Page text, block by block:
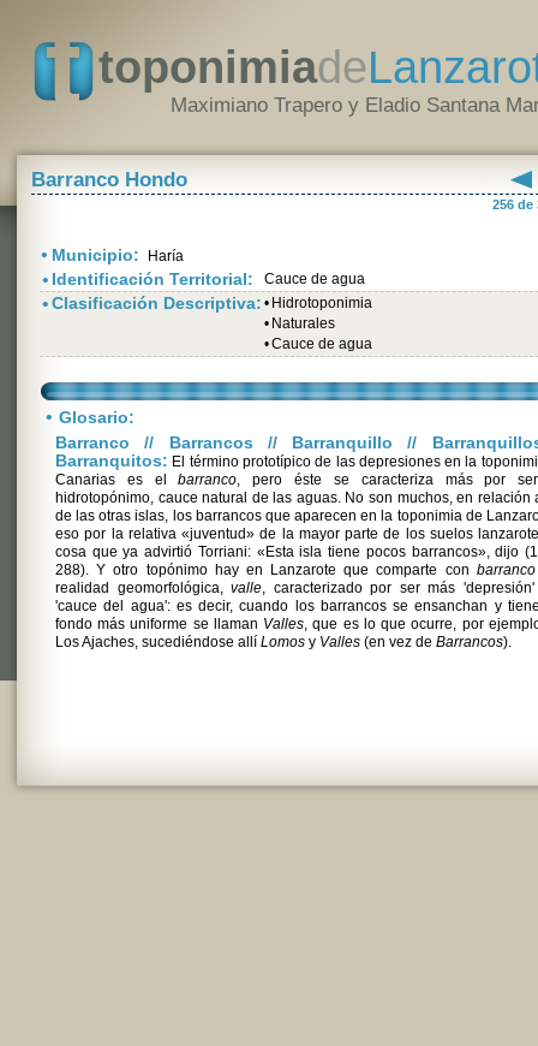
toponimiade
Maximiano Trapero y Eladio Santana
Barranco Hondo
256 de
• Municipio: Haría
• Identificación Territorial: Cauce de agua
•Clasificación Descriptiva: • Hidrotoponimia
• Naturales
•Cauce de agua
• Glosario:
Barranco // Barrancos // Barranquillo //
Barranquitos: El término prototípico de las depresiones en la
Canarias es elbarranco, pero éste se caracteriza más por
hidrotopónimo, cauce natural de las aguas. No son muchos, en relación
de las otras islas, los barrancos que aparecen en la toponimia de
eso por la relativa «juventud» de la mayor parte de los suelos
cosa que ya advirtió Torriani: «Esta isla tiene pocos barrancos», dijo
288). Y otro topónimo hay en Lanzarote que comparte con barranco
realidad geomorfológica, valle, caracterizado por ser más
'cauce del agua': es decir, cuando los barrancos se ensanchan y
fondo más uniforme se llaman Valles, que es lo que ocurre, por
Los Ajaches, sucediéndose allí Lomos y Valles (en vez de Barrancos).